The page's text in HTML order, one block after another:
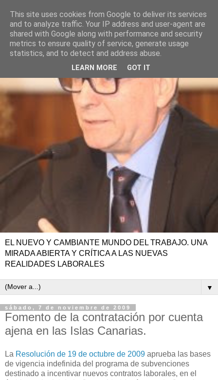
EL NUEVO Y CAMBIANTE MUNDO DEL TRABAJO. UNA
MIRADA ABIERTA Y CRÍTICA A LAS NUEVAS
REALIDADES LABORALES
▼
sábado, 7 de noviembre de 2009
Fomento de la contratación por cuenta
ajena en las Islas Canarias.
La Resolución de 19 de octubre de 2009 aprueba las bases
de vigencia indefinida del programa de subvenciones
destinado a incentivar nuevos contratos laborales, en el
This site uses cookies from Google to deliver its services
and to analyze traffic. Your IP address and user-agent are
shared with Google along with performance and security
metrics to ensure quality of service, generate usage
statistics, and to detect and address abuse.
LEARN MORE GOT IT